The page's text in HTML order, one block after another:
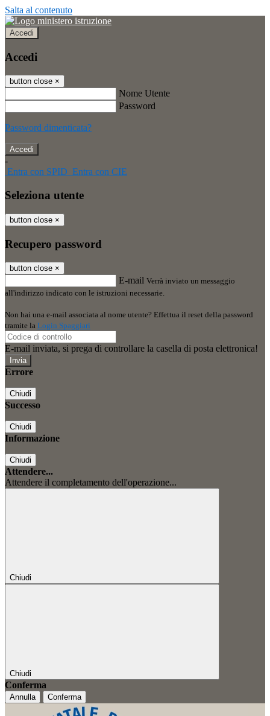
Salta al contenuto
Accedi
Accedi
button close ×
Nome Utente
Password
Password dimenticata?
-
Entra con SPID Entra con CIE
Seleziona utente
button close ×
Recupero password
button close ×
E-mail Verrà inviato un messaggio
all'indirizzo indicato con le istruzioni necessarie.
Non hai una e-mail associata al nome utente? Effettua il reset della password
tramite la Login Spaggiari
E-mail inviata, si prega di controllare la casella di posta elettronica!
Errore
Chiudi
Successo
Chiudi
Informazione
Chiudi
Attendere...
Attendere il completamento dell'operazione...
Chiudi
Chiudi
Conferma
Annulla Conferma